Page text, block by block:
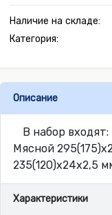
Наличие на складе:
Категория:
Описание
В набор
Мясной
235(120)х24х2,5
Характеристики